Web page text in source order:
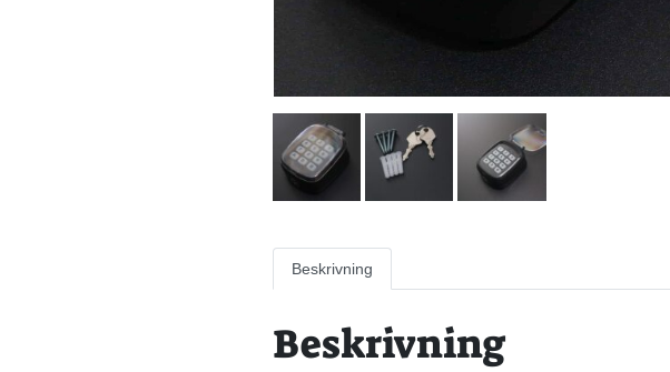
Beskrivning
Beskrivning